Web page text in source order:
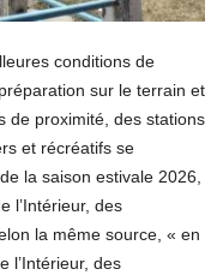
conditions de
sur le terrain et
de proximité, des stations
et récréatifs se
la saison estivale 2026,
l’Intérieur, des
la même source, « en
l’Intérieur, des